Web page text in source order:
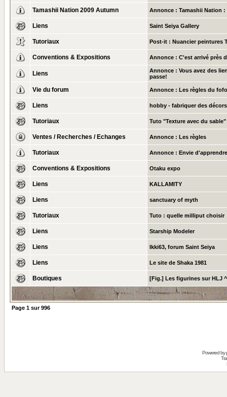
Tamashii Nation 2009 Autumn Annonce : Tamashii Nation :
Liens Saint Seiya Gallery
Tutoriaux Post-it : Nuancier peintures
Conventions & Expositions Annonce : C'est arrivé près
Liens Annonce : Vous avez des
passe!
Vie du forum Annonce : Les règles du fofo
Liens hobby - fabriquer des décors
Tutoriaux Tuto "Texture avec du sable"
Ventes / Recherches / Echanges Annonce : Les règles
Tutoriaux Annonce : Envie
Conventions & Expositions Otaku expo
Liens KALLAMITY
Liens sanctuary of myth
Tutoriaux Tuto : quelle milliput choisir
Liens Starship Modeler
Liens Ikki63, forum Saint Seiya
Liens Le site de Shaka 1981
Boutiques [Fig.] Les figurines sur HLJ
Page 1 sur996
Powered by